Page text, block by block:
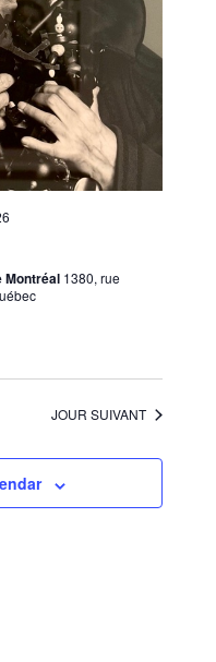
Montréal 1380, rue
JOUR SUIVANT